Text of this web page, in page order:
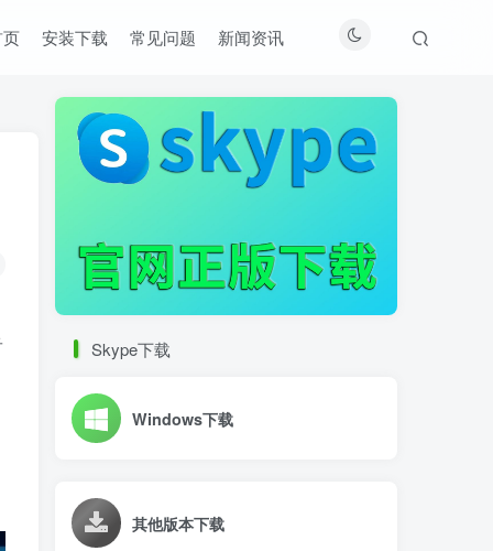
安装下载 常见问题 新闻资讯
Skype下载
Windows下载
其他版本下载